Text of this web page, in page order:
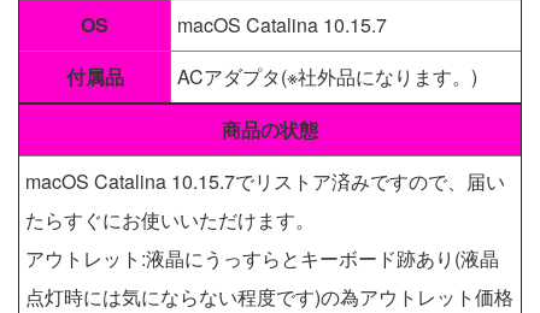
OS
macOS Catalina 10.15.7
付属品
ACアダプタ(※社外品になります。)
商品の状態
macOS Catalina 10.15.7でリストア済みですので、届い
たらすぐにお使いいただけます。
アウトレット:液晶にうっすらとキーボード跡あり(液晶
点灯時には気にならない程度です)の為アウトレット価格